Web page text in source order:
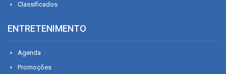
Classificados
ENTRETENIMENTO
Agenda
Promoções